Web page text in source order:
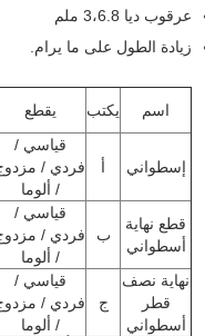
عرقوب ديا 3،6.8 ملم
زيادة الطول على ما يرام.
اسم يكتب يقطع
إسطواني
قياسي /
فردي / مزدوج
/ ألوما
قطع نهاية
أسطواني
ب
قياسي /
فردي / مزدوج
/ ألوما
نهاية نصف
قطر
أسطواني
ج
قياسي /
فردي / مزدوج
/ ألوما